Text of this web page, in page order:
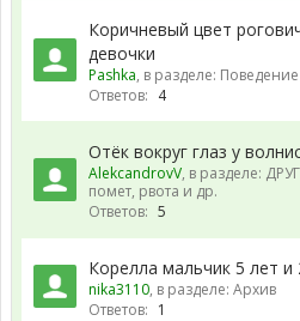
Коричневый цвет
девочки
Pashka, в разделе: Поведение
Ответов: 4
Отёк вокруг глаз у
AlekcandrovV, в разделе:
помет, рвота и др.
Ответов: 5
Корелла мальчик 5 лет и
nika3110, в разделе: Архив
Ответов: 1